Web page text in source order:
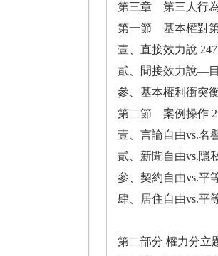
第三章 第三人行
第一節 基本權對
壹、直接效力說 247
貳、間接效力說—
參、基本權利衝突
第二節 案例操作
壹、言論自由vs.名
貳、新聞自由vs.隱
參、契約自由vs.平
肆、居住自由vs.平
第二部分 權力分立